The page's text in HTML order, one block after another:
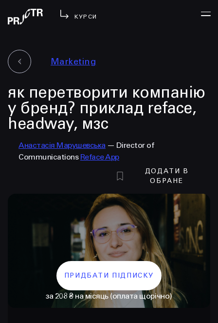
КУРСИ
МЕНЮ
у проджі
бібліотека
менторство
lezo
блог
УВІЙТИ
Marketing
як перетворити компанію
у бренд? приклад reface,
headway, мзс
Анастасія Марушевська — Director of
Communications Reface App
ДОДАТИ В
ОБРАНЕ
ПРИДБАТИ ПІДПИСКУ
за 208 ₴ на місяць (оплата щорічно)